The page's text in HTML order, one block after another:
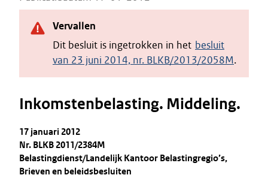
Vervallen
Dit besluit is ingetrokken in het besluit
van 23 juni 2014, nr. BLKB/2013/2058M.
Inkomstenbelasting. Middeling.
17 januari 2012
Nr. BLKB 2011/2384M
Belastingdienst/Landelijk Kantoor Belastingregio’s,
Brieven en beleidsbesluiten